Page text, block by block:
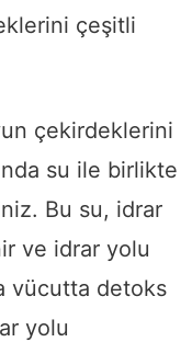
çeşitli
çekirdeklerini
su ile birlikte
Bu su, idrar
ve idrar yolu
vücutta detoks
yolu